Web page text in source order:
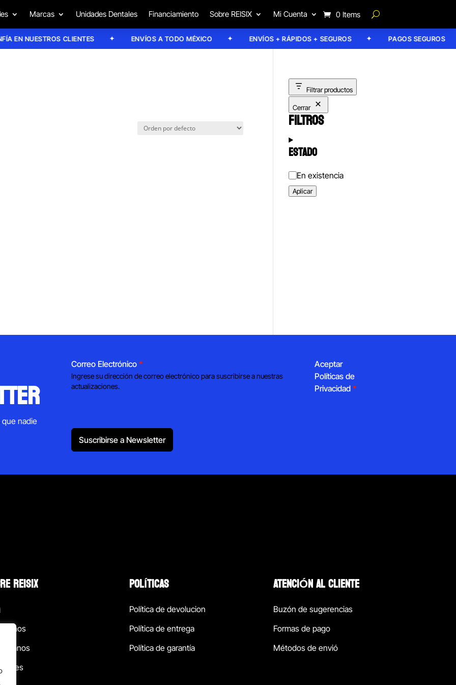
Marcas Unidades Dentales Financiamiento Sobre REISIX Mi Cuenta 0 Items
EN NUESTROS CLIENTES ENVÍOS A TODO MÉXICO ENVÍOS + RÁPIDOS + SEGUROS PAGOS SEGUROS
Filtrar productos
Cerrar
FILTROS
ESTADO
Estado
En existencia
Aplicar
nadie
Correo Electrónico *
Ingrese su dirección de correo electrónico para suscribirse a nuestras
actualizaciones.
Aceptar
Políticas de
Privacidad *
Suscribirse a Newsletter
REISIX POLÍTICAS
Política de devolucion
Política de entrega
Política de garantía
ATENCIÓN AL CLIENTE
Buzón de sugerencias
Formas de pago
Métodos de envió